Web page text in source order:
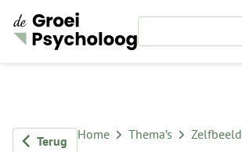
Terug Home Thema’s Zelfbeeld